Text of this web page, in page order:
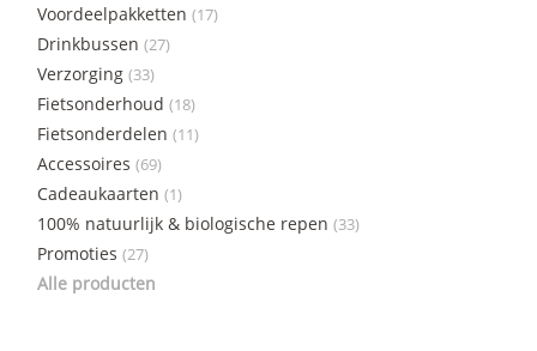
Voordeelpakketten (17)
Drinkbussen (27)
Verzorging (33)
Fietsonderhoud (18)
Fietsonderdelen (11)
Accessoires (69)
Cadeaukaarten (1)
100% natuurlijk & biologische repen (33)
Promoties (27)
Alle producten